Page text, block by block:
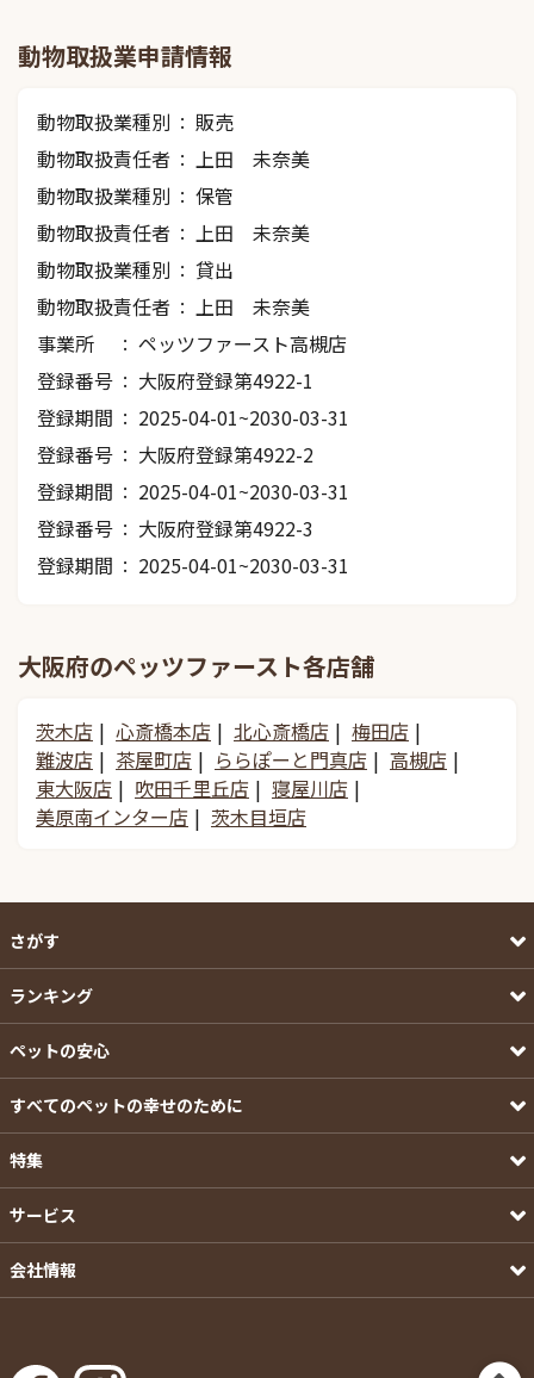
動物取扱業申請情報
動物取扱業種別
販売
動物取扱責任者
上田 未奈美
動物取扱業種別
保管
動物取扱責任者
上田 未奈美
動物取扱業種別
貸出
動物取扱責任者
上田 未奈美
事業所
ペッツファースト高槻店
登録番号
大阪府登録第4922-1
登録期間
2025-04-01~2030-03-31
登録番号
大阪府登録第4922-2
登録期間
2025-04-01~2030-03-31
登録番号
大阪府登録第4922-3
登録期間
2025-04-01~2030-03-31
大阪府のペッツファースト各店舗
茨木店 心斎橋本店 北心斎橋店
梅田店
難波店
茶屋町店 ららぽーと門真店
高槻店
東大阪店
吹田千里丘店
寝屋川店
美原南インター店
茨木目垣店
さがす
ランキング
ペットの安心
すべてのペットの幸せのために
特集
サービス
会社情報